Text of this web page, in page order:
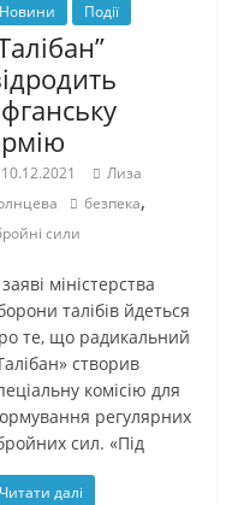
Новини Події
10.12.2021
Лиза
безпека,
сили
міністерства
талібів йдеться
те, що радикальний
створив
комісію для
регулярних
сил. «Під
Читати далі